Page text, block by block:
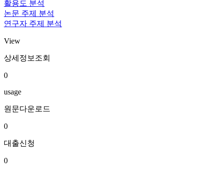
활용도 분석
논문 주제 분석
연구자 주제 분석
View
상세정보조회
0
usage
원문다운로드
0
대출신청
0